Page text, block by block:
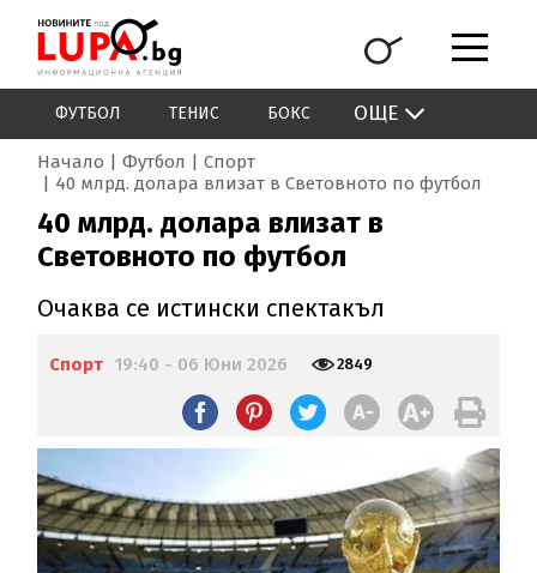
ФУТБОЛ ТЕНИС БОКС ОЩЕ
Начало Футбол
Спорт
40 млрд. долара влизат в Световното по футбол
40 млрд. долара влизат в
Световното по футбол
Очаква се истински спектакъл
Спорт 19:40 - 06 Юни 2026 2849